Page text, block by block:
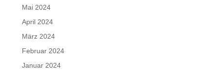
Mai 2024
April 2024
März 2024
Februar 2024
Januar 2024